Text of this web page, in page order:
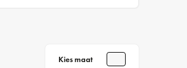
Kies maat